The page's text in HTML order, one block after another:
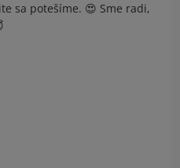
sa potešíme. 😍 Sme radi,